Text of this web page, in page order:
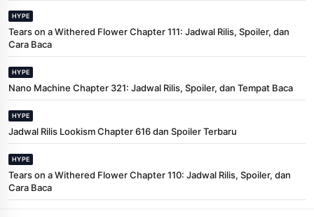
HYPE
Tears on a Withered Flower Chapter 111: Jadwal Rilis, Spoiler, dan
Cara Baca
HYPE
Nano Machine Chapter 321: Jadwal Rilis, Spoiler, dan Tempat Baca
HYPE
Jadwal Rilis Lookism Chapter 616 dan Spoiler Terbaru
HYPE
Tears on a Withered Flower Chapter 110: Jadwal Rilis, Spoiler, dan
Cara Baca